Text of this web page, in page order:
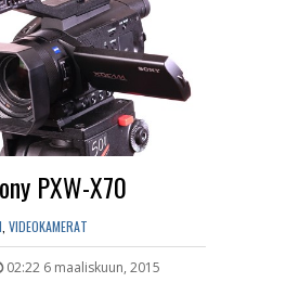
PXW-X70
VIDEOKAMERAT
02:22 6 maaliskuun, 2015